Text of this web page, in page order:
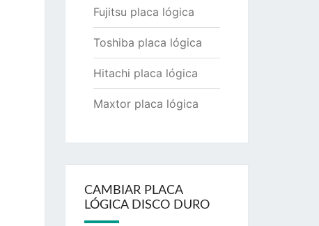
Fujitsu placa lógica
Toshiba placa lógica
Hitachi placa lógica
Maxtor placa lógica
CAMBIAR PLACA
LÓGICA DISCO DURO